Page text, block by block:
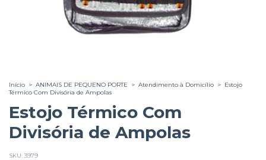
Início > ANIMAIS DE PEQUENO PORTE > Atendimento à Domicílio > Estojo
Térmico Com Divisória de Ampolas
Estojo Térmico Com
Divisória de Ampolas
SKU: 3979